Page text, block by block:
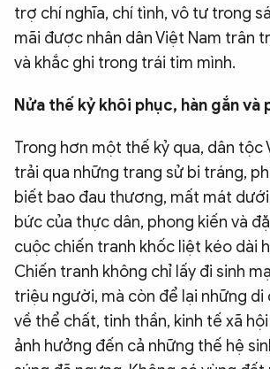
trợ chí nghĩa, chí tình, vô tư trong
mãi được nhân dân Việt Nam trân
và khắc ghi trong trái tim mình.
Nửa thế kỷ khôi phục, hàn gắn và
Trong hơn một thế kỷ qua, dân tộc
trải qua những trang sử bi tráng,
biết bao đau thương, mất mát
bức của thực dân, phong kiến và
cuộc chiến tranh khốc liệt kéo dài
Chiến tranh không chỉ lấy đi sinh
triệu người, mà còn để lại những di
về thể chất, tinh thần, kinh tế xã
ảnh hưởng đến cả những thế hệ